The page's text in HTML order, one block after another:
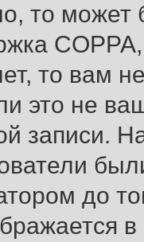
то может
то вам
это не
записи.
до